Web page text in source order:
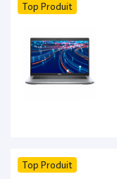
Top Produit
Top Produit